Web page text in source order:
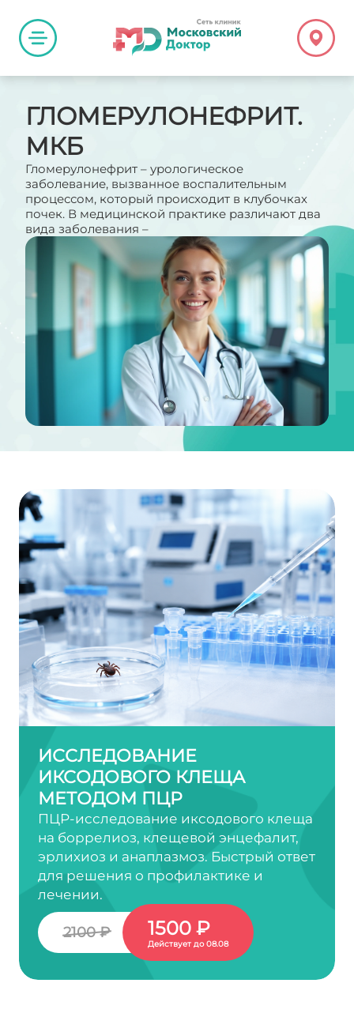
ГЛОМЕРУЛОНЕФРИТ.
МКБ
Гломерулонефрит – урологическое
заболевание, вызванное воспалительным
процессом, который происходит в клубочках
почек. В медицинской практике различают два
вида заболевания –
ИССЛЕДОВАНИЕ
ИКСОДОВОГО КЛЕЩА
МЕТОДОМ ПЦР
ПЦР-исследование иксодового клеща
на боррелиоз, клещевой энцефалит,
эрлихиоз и анаплазмоз. Быстрый ответ
для решения о профилактике и
лечении.
2100 ₽ 1500 ₽
Действует до 08.08